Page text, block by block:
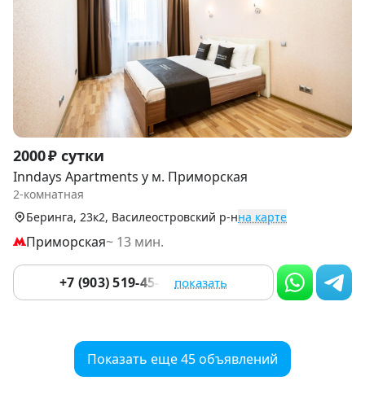
Item
1
of
2000 ₽ сутки
Inndays Apartments у м. Приморская
2-комнатная
Беринга, 23к2, Василеостровский р-нна карте
Приморская~ 13 мин.
+7 (903) 519-45-45 показать
Показать еще 45 объявлений